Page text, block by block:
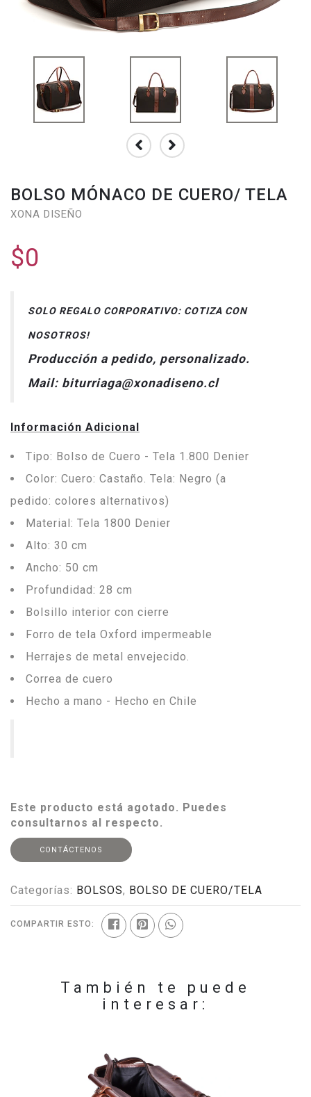
BOLSO MÓNACO DE CUERO/ TELA
XONA DISEÑO
$0
SOLO REGALO CORPORATIVO: COTIZA CON
NOSOTROS!
Producción a pedido, personalizado.
Mail: biturriaga@xonadiseno.cl
Información Adicional
Tipo: Bolso de Cuero - Tela 1.800 Denier
Color: Cuero: Castaño. Tela: Negro (a
pedido: colores alternativos)
Material: Tela 1800 Denier
Alto: 30 cm
Ancho: 50 cm
Profundidad: 28 cm
Bolsillo interior con cierre
Forro de tela Oxford impermeable
Herrajes de metal envejecido.
Correa de cuero
Hecho a mano - Hecho en Chile
Este producto está agotado. Puedes
consultarnos al respecto.
CONTÁCTENOS
Categorías: BOLSOS, BOLSO DE CUERO/TELA
COMPARTIR ESTO:
También te puede
interesar: